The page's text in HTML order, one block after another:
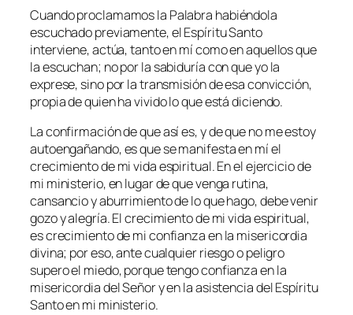
Cuando proclamamos la Palabra habiéndola
escuchado previamente, el Espíritu Santo
interviene, actúa, tanto en mí como en aquellos que
la escuchan; no por la sabiduría con que yo la
exprese, sino por la transmisión de esa convicción,
propia de quien ha vivido lo que está diciendo.
La confirmación de que así es, y de que no me estoy
autoengañando, es que se manifesta en mí el
crecimiento de mi vida espiritual. En el ejercicio de
mi ministerio, en lugar de que venga rutina,
cansancio y aburrimiento de lo que hago, debe venir
gozo y alegría. El crecimiento de mi vida espiritual,
es crecimiento de mi confianza en la misericordia
divina; por eso, ante cualquier riesgo o peligro
supero el miedo, porque tengo confianza en la
misericordia del Señor y en la asistencia del Espíritu
Santo en mi ministerio.